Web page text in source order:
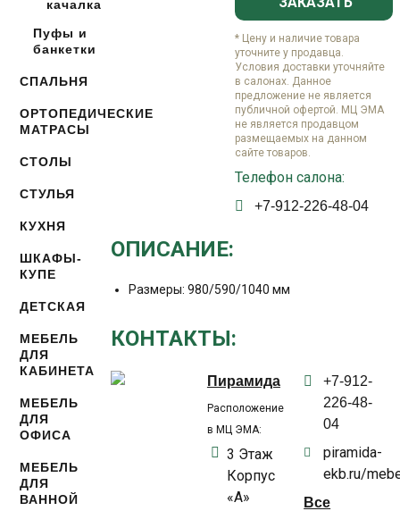
качалка
Пуфы и
банкетки
СПАЛЬНЯ
ОРТОПЕДИЧЕСКИЕ
МАТРАСЫ
СТОЛЫ
СТУЛЬЯ
КУХНЯ
ШКАФЫ-
КУПЕ
ДЕТСКАЯ
МЕБЕЛЬ
ДЛЯ
КАБИНЕТА
МЕБЕЛЬ
ДЛЯ
ОФИСА
МЕБЕЛЬ
ДЛЯ
ВАННОЙ
* Цену и наличие товара
уточните у продавца.
Условия доставки уточняйте
в салонах. Данное
предложение не является
публичной офертой. МЦ ЭМА
не является продавцом
размещаемых на данном
сайте товаров.
Телефон салона:
+7-912-226-48-04
ОПИСАНИЕ:
Размеры: 980/590/1040 мм
КОНТАКТЫ:
Пирамида
Расположение
в МЦ ЭМА:
3 Этаж
Корпус
«А»
+7-912-
226-48-
04
piramida-
ekb.ru/
Все